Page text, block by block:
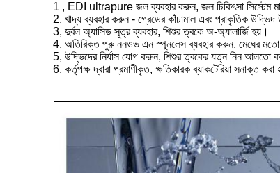
1 , EDI ultrapure জল ব্যবহার করুন, জল চিকিৎসা সিস্টেম
2, খাদ্য ব্যবহার করুন - গ্রেডের কাঁচামাল এবং প্রাকৃতিক
3, দুর্বল অ্যাসিড সূত্র ব্যবহার, শিশুর ত্বকে অ-অ্যালার্জি হয়।
4, অতিরিক্ত পুরু ননওভ এন স্পুনলেস ব্যবহার করুন, মেঘের মতো
5, উদ্ভিদের নির্যাস যোগ করুন, শিশুর ত্বকের যত্ন নিন আলতো
6, কর্তৃপক্ষ দ্বারা প্রমাণীকৃত, ক্ষতিকারক ব্যাকটেরিয়া সনাক্ত করা